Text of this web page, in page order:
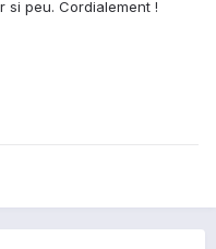
peu. Cordialement !